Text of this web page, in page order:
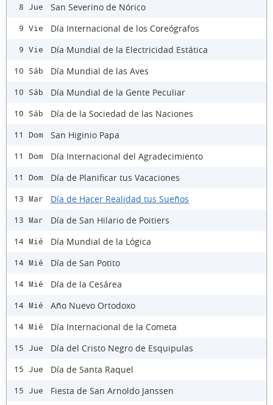
8 Jue San Severino de Nórico
9 Vie Día Internacional de los Coreógrafos
9 Vie Día Mundial de la Electricidad Estática
10 Sáb Día Mundial de las Aves
10 Sáb Día Mundial de la Gente Peculiar
10 Sáb Día de la Sociedad de las Naciones
11 Dom San Higinio Papa
11 Dom Día Internacional del Agradecimiento
11 Dom Día de Planificar tus Vacaciones
13 Mar Día de Hacer Realidad tus Sueños
13 Mar Día de San Hilario de Poitiers
14 Mié Día Mundial de la Lógica
14 Mié Día de San Potito
14 Mié Día de la Cesárea
14 Mié Año Nuevo Ortodoxo
14 Mié Día Internacional de la Cometa
15 Jue Día del Cristo Negro de Esquipulas
15 Jue Día de Santa Raquel
15 Jue Fiesta de San Arnoldo Janssen